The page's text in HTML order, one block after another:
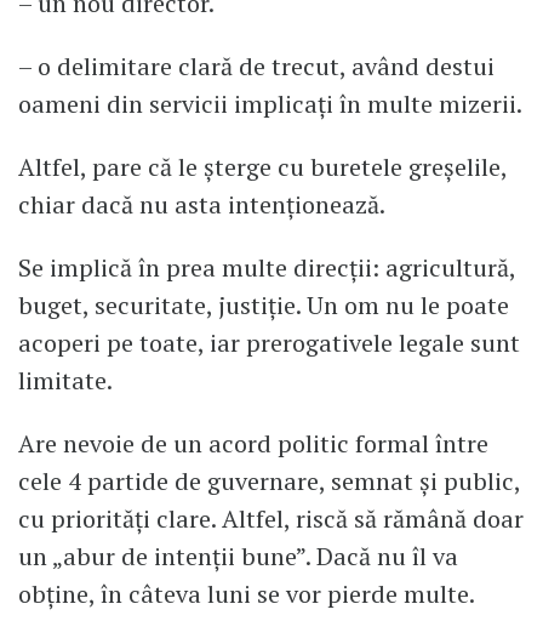
– o delimitare clară de trecut, având destui
oameni din servicii implicați în multe mizerii.
Altfel, pare că le șterge cu buretele greșelile,
chiar dacă nu asta intenționează.
Se implică în prea multe direcții: agricultură,
buget, securitate, justiție. Un om nu le poate
acoperi pe toate, iar prerogativele legale sunt
limitate.
Are nevoie de un acord politic formal între
cele 4 partide de guvernare, semnat și public,
cu priorități clare. Altfel, riscă să rămână doar
un „abur de intenții bune”. Dacă nu îl va
obține, în câteva luni se vor pierde multe.